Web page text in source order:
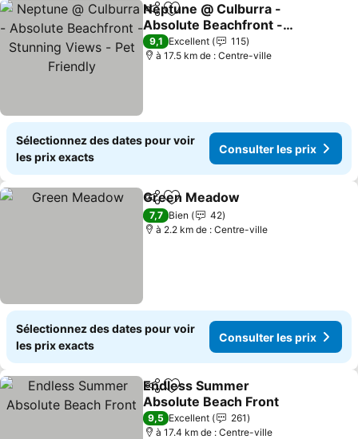
PartagerAjouter à mes favoris
Neptune @ Culburra -
Absolute Beachfront -
Stunning Views - Pet
Friendly
Consulter les prix
9,1 Excellent
115
à 17.5 km de : Centre-ville
Sélectionnez des dates pour voir
les prix exacts
Consulter les prix
PartagerAjouter à mes favoris
Green Meadow
7,7 Bien
42
à 2.2 km de : Centre-ville
Sélectionnez des dates pour voir
les prix exacts
Consulter les prix
PartagerAjouter à mes favoris
Endless Summer
Absolute Beach Front
Consulter les prix
9,5 Excellent
261
à 17.4 km de : Centre-ville